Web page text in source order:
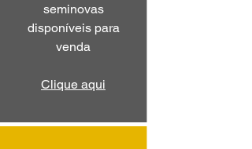
seminovas
disponíveis para
venda
Clique aqui